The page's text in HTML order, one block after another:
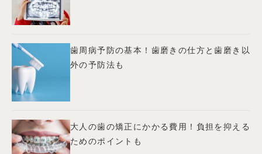
歯周病予防の基本！歯磨きの仕方と歯磨き以
外の予防法も
大人の歯の矯正にかかる費用！負担を抑える
ためのポイントも